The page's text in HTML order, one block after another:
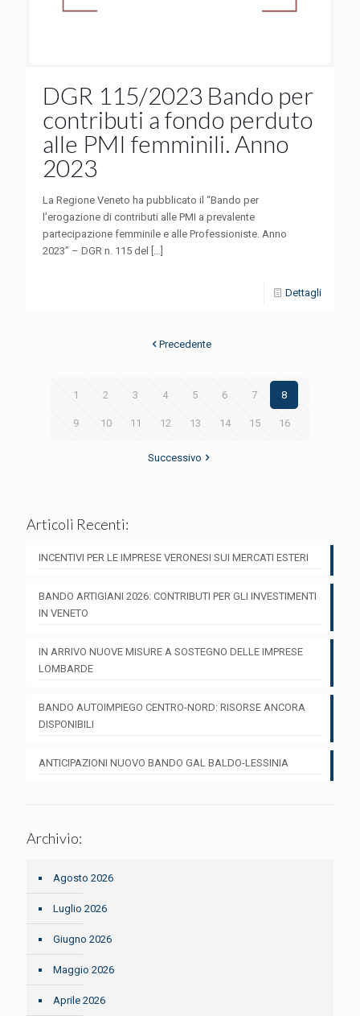
DGR 115/2023 Bando per
contributi a fondo perduto
alle PMI femminili. Anno
2023
La Regione Veneto ha pubblicato il “Bando per
l’erogazione di contributi alle PMI a prevalente
partecipazione femminile e alle Professioniste. Anno
2023” – DGR n. 115 del […]
Dettagli
Precedente
1 2 3 4 5 6 7 8
9 10 11 12 13 14 15 16
Successivo
Articoli Recenti:
INCENTIVI PER LE IMPRESE VERONESI SUI MERCATI ESTERI
BANDO ARTIGIANI 2026: CONTRIBUTI PER GLI INVESTIMENTI
IN VENETO
IN ARRIVO NUOVE MISURE A SOSTEGNO DELLE IMPRESE
LOMBARDE
BANDO AUTOIMPIEGO CENTRO-NORD: RISORSE ANCORA
DISPONIBILI
ANTICIPAZIONI NUOVO BANDO GAL BALDO-LESSINIA
Archivio:
Agosto 2026
Luglio 2026
Giugno 2026
Maggio 2026
Aprile 2026